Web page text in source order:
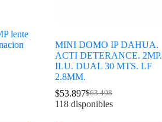
lente
MINI DOMO IP DAHUA.
ACTI DETERANCE. 2MP.
ILU. DUAL 30 MTS. LF
2.8MM.
$63.408
$53.897
118 disponibles